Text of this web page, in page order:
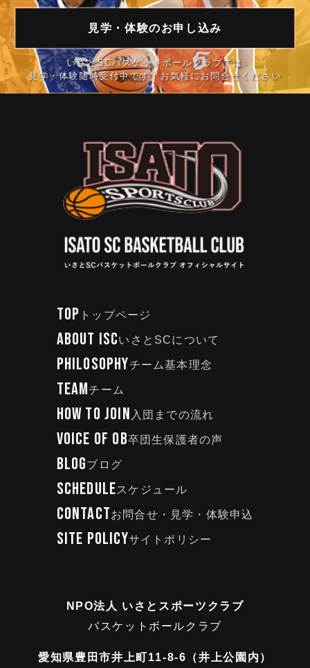
見学・体験のお申し込み
いさとSCバスケットボールクラブでは
見学・体験随時受付中です！お気軽にお問合せください
TOP トップページ
ABOUT ISCいさとSCについて
PHILOSOPHYチーム基本理念
TEAMチーム
HOW TO JOIN 入団までの流れ
VOICE OF OB卒団生保護者の声
BLOGブログ
SCHEDULEスケジュール
CONTACT お問合せ・見学・体験申込
SITE POLICYサイトポリシー
NPO法人 いさとスポーツクラブ
バスケットボールクラブ
愛知県豊田市井上町11-8-6（井上公園内）